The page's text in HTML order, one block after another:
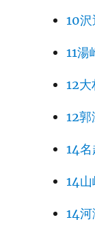
10沢
11湯
12
12郭
14
14
14